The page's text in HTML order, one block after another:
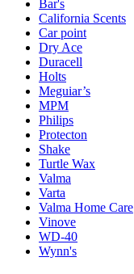
Bar's
California Scents
Car point
Dry Ace
Duracell
Holts
Meguiar’s
MPM
Philips
Protecton
Shake
Turtle Wax
Valma
Varta
Valma Home Care
Vinove
WD-40
Wynn's